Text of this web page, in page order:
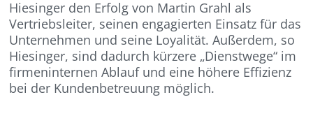
Hiesinger den Erfolg von Martin Grahl als
Vertriebsleiter, seinen engagierten Einsatz für das
Unternehmen und seine Loyalität. Außerdem, so
Hiesinger, sind dadurch kürzere „Dienstwege“ im
firmeninternen Ablauf und eine höhere Effizienz
bei der Kundenbetreuung möglich.